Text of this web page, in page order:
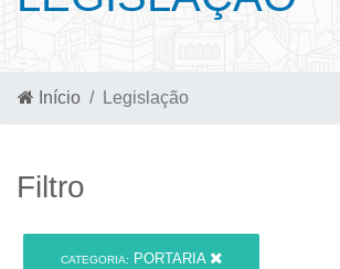
Início Legislação
Filtro
CATEGORIA: PORTARIA